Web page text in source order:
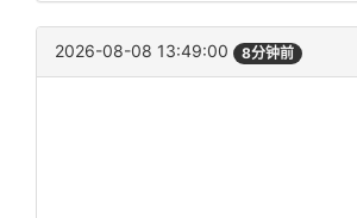
2026-08-08 13:49:00 8分钟前